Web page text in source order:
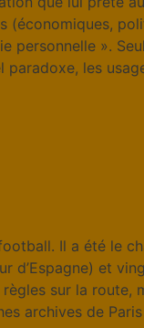
personnelle ».
les
Il a été le
d’Espagne) et
sur la route,
archives de